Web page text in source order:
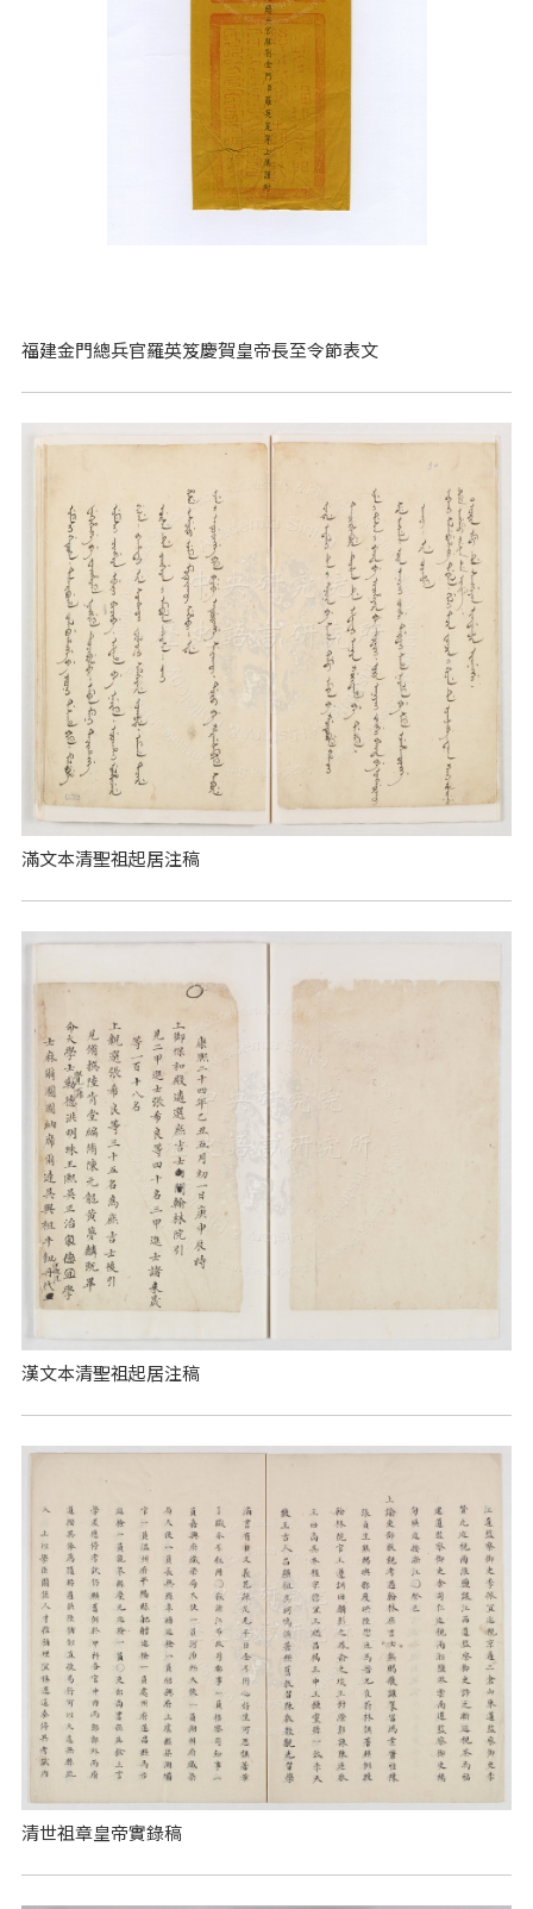
福建金門總兵官羅英笈慶賀皇帝長至令節表文
滿文本清聖祖起居注稿
漢文本清聖祖起居注稿
清世祖章皇帝實錄稿